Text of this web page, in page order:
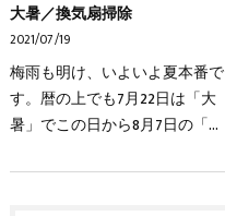
大暑／換気扇掃除
2021/07/19
梅雨も明け、いよいよ夏本番で
す。暦の上でも7月22日は「大
暑」でこの日から8月7日の「立
とされています。この暑い時期